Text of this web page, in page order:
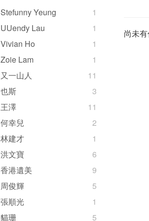
Stefunny Yeung
1
UUendy Lau
1
Vivian Ho
1
Zoie Lam
1
又一山人
11
也斯
3
王澤
11
何幸兒
2
林建才
1
洪文寶
6
香港遺美
9
周俊輝
5
張順光
1
貓珊
5
尚未